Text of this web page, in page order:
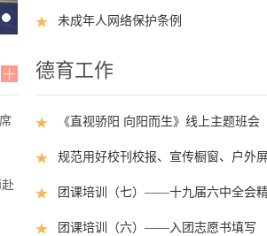
未成年人网络保护条例
德育工作
《直视骄阳 向阳而生》线上主题班会
规范用好校刊校报、宣传橱窗、户外
团课培训（六）——入团志愿书填写